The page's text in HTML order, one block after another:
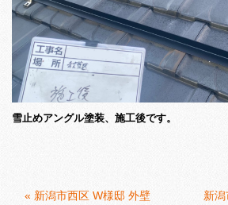
雪止めアングル塗装、施工後です。
« 新潟市西区 W様邸 外壁
新